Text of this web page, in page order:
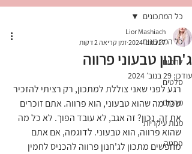
כל המתכונים
לחמים
סלטים
מרקים
מנות עיקריות
פסטה
כל המתכונים
ג'חנון טבעוני פרווה
Lior Mashiach
27 בנוב׳ 2024
זמן קריאה 2 דקות
עודכן: 29 בנוב׳ 2024
רגע לפני שאני צוללת למתכון, רק רציתי להזכיר
שכל מה שהוא טבעוני, הוא פרווה. אתם זוכרים
את זה, נכון? זה אגב, לא עובד הפוך. לא כל מה
שהוא פרווה, הוא טבעוני. לדוגמה, אם אתם
מחפשים מתכון לג'חנון פרווה להכניס לחמין